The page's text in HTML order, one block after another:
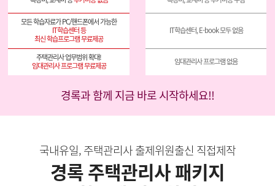
모든 학습자료가 PC/핸드폰에서 가능한
IT학습센터 등
최신 학습프로그램 무료제공
IT학습센터, E-book 모두 없음
임대관리사 프로그램 무료제공
임대관리사 프로그램 없음
경록과 함께 지금 바로 시작하세요!!
국내유일, 주택관리사 출제위원출신 직접제작
경록 주택관리사 패키지